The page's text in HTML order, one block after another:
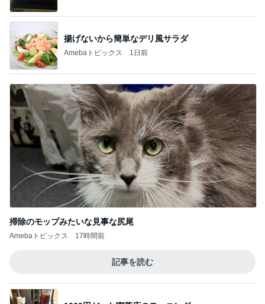
揚げないから簡単なデリ風サラダ
Amebaトピックス 1日前
掃除のモップみたいな見事な尻尾
Amebaトピックス 17時間前
記事を読む